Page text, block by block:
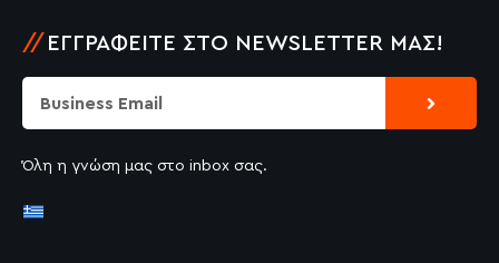
// ΕΓΓΡΑΦΕΊΤΕ ΣΤΟ NEWSLETTER ΜΑΣ!
Submit
Όλη η γνώση μας στο inbox σας.